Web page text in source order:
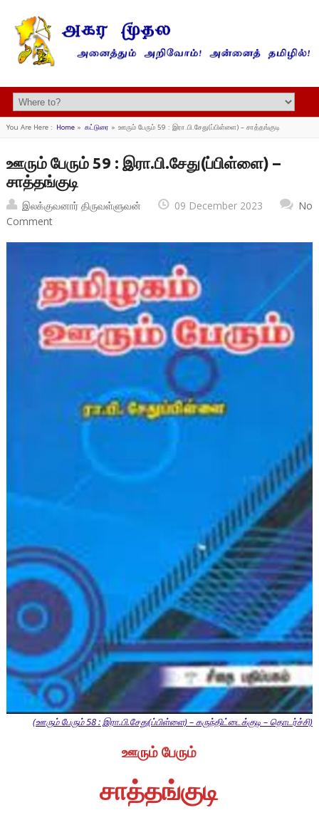
You Are Here : Home» கட்டுரை » ஊரும் பேரும் 59 : இரா.பி.சேது(ப்பிள்ளை) – சாத்தங்குடி
ஊரும் பேரும் 59 : இரா.பி.சேது(ப்பிள்ளை) –
சாத்தங்குடி
இலக்குவனார் திருவள்ளுவன் 09 December 2023
No
Comment
(ஊரும் பேரும் 58 : இரா.பி.சேது(ப்பிள்ளை) – கருந்திட்டைக்குடி – தொடர்ச்சி)
ஊரும் பேரும்
சாத்தங்குடி